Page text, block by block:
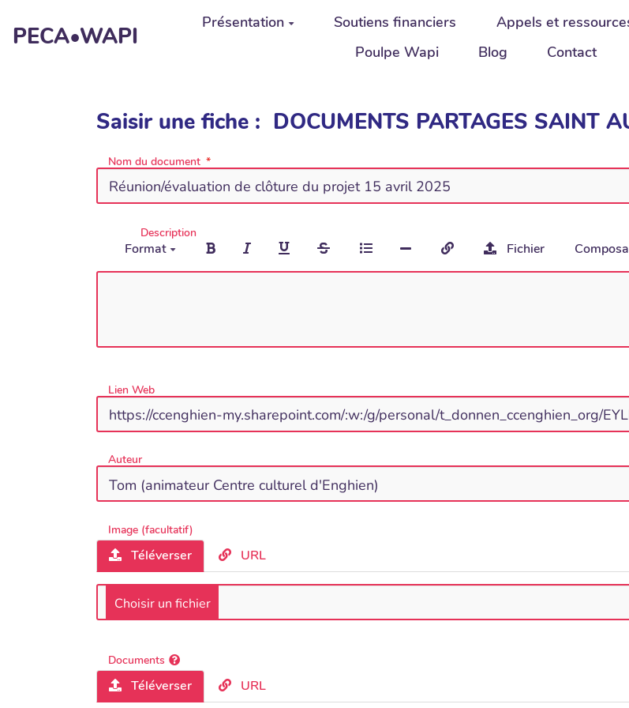
PECA•WAPI Présentation Soutiens financiers Appels et
Poulpe Wapi
Blog Contact
Saisir une fiche : DOCUMENTS PARTAGES SAINT
Nom du document
Description
Format Fichier
Lien Web
Auteur
Image (facultatif)
Téléverser URL
Documents
Téléverser URL